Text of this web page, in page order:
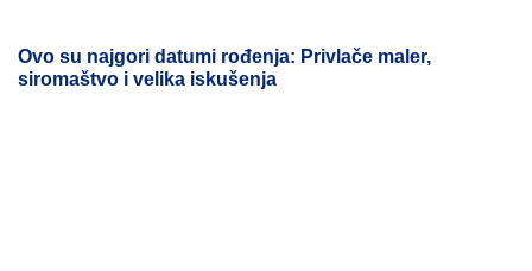
Ovo su najgori datumi rođenja: Privlače maler,
siromaštvo i velika iskušenja